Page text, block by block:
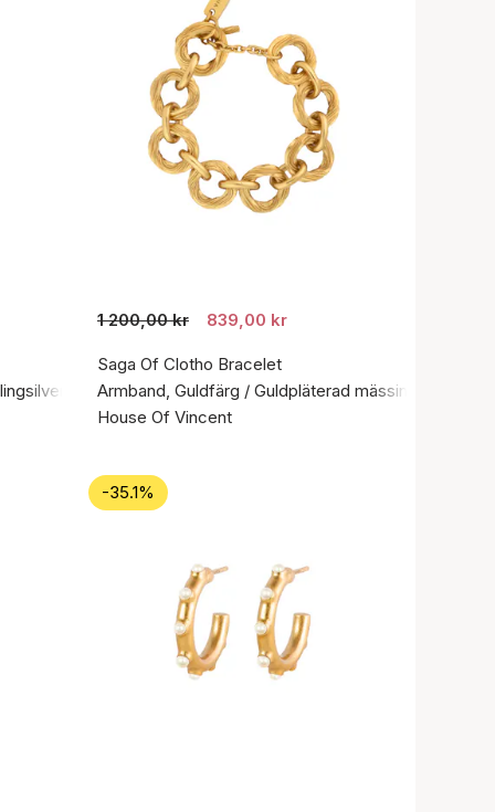
925
1 200,00 kr 839,00 kr
Saga Of Clotho Bracelet
Armband, Guldfärg / Guldpläterad mässing
House Of Vincent
-35.1%